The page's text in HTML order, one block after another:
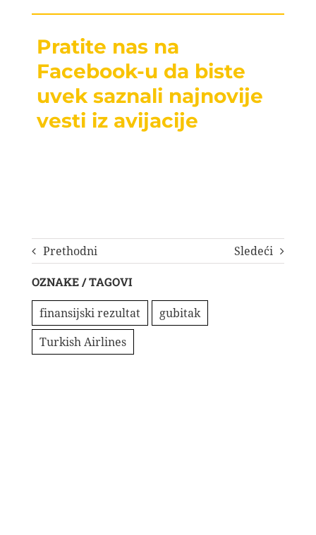
Pratite nas na
Facebook-u da biste
uvek saznali najnovije
vesti iz avijacije
Prethodni Sledeći
OZNAKE / TAGOVI
finansijski rezultat
gubitak
Turkish Airlines